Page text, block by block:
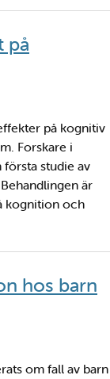
på
på kognitiv
Forskare i
studie av
är
kognition och
hos barn
om fall av barn